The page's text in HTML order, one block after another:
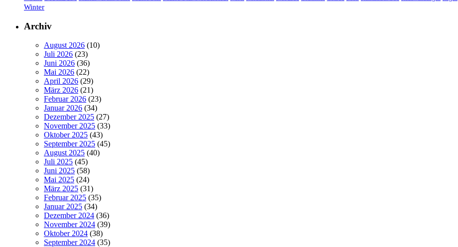
Winter
Archiv
August 2026 (10)
Juli 2026 (23)
Juni 2026 (36)
Mai 2026 (22)
April 2026 (29)
März 2026 (21)
Februar 2026 (23)
Januar 2026 (34)
Dezember 2025 (27)
November 2025 (33)
Oktober 2025 (43)
September 2025 (45)
August 2025 (40)
Juli 2025 (45)
Juni 2025 (58)
Mai 2025 (24)
März 2025 (31)
Februar 2025 (35)
Januar 2025 (34)
Dezember 2024 (36)
November 2024 (39)
Oktober 2024 (38)
September 2024 (35)